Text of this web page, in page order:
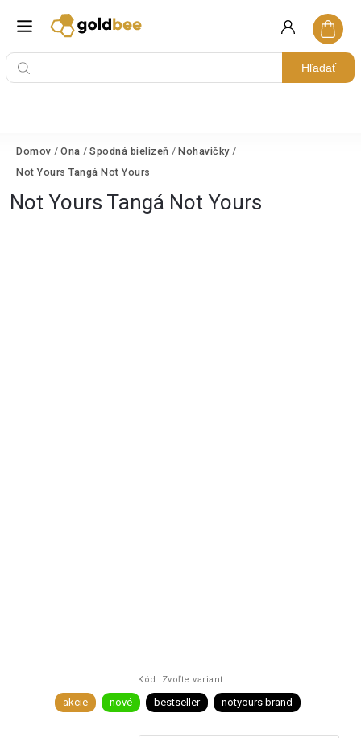
Hľadať
Domov / Ona / Spodná bielizeň / Nohavičky /
Not Yours Tangá Not Yours
Not Yours Tangá Not Yours
Kód: Zvoľte variant
akcie nové bestseller notyours brand